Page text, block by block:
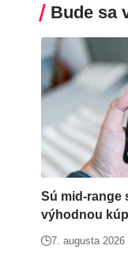
Bude sa
Sú mid-range
výhodnou
7. augusta 2026